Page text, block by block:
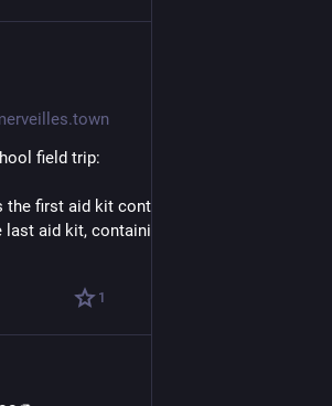
field trip:
the first aid kit containing bandages. On
last aid kit, containing money for the
1